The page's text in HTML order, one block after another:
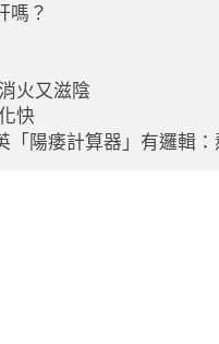
嗎？
火又滋陰
快
「陽痿計算器」有邏輯